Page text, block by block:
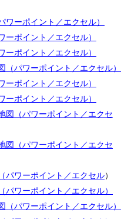
ーポイント／エクセル）
ポイント／エクセル）
ポイント／エクセル）
パワーポイント／エクセル）
ポイント／エクセル）
ポイント／エクセル）
図（パワーポイント／エクセ
図（パワーポイント／エクセ
パワーポイント／エクセル）
ワーポイント／エクセル）
パワーポイント／エクセル）